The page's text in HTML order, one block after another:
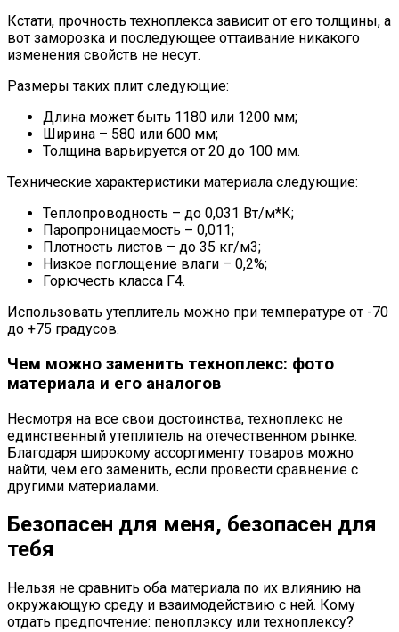
Кстати, прочность техноплекса зависит от его толщины, а
вот заморозка и последующее оттаивание никакого
изменения свойств не несут.
Размеры таких плит следующие:
Длина может быть 1180 или 1200 мм;
Ширина – 580 или 600 мм;
Толщина варьируется от 20 до 100 мм.
Технические характеристики материала следующие:
Теплопроводность – до 0,031 Вт/м*К;
Паропроницаемость – 0,011;
Плотность листов – до 35 кг/м3;
Низкое поглощение влаги – 0,2%;
Горючесть класса Г4.
Использовать утеплитель можно при температуре от -70
до +75 градусов.
Чем можно заменить техноплекс: фото
материала и его аналогов
Несмотря на все свои достоинства, техноплекс не
единственный утеплитель на отечественном рынке.
Благодаря широкому ассортименту товаров можно
найти, чем его заменить, если провести сравнение с
другими материалами.
Безопасен для меня, безопасен для
тебя
Нельзя не сравнить оба материала по их влиянию на
окружающую среду и взаимодействию с ней. Кому
отдать предпочтение: пеноплэксу или техноплексу?